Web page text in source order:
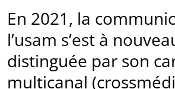
En 2021, la
l’usam s’est à
distinguée par son
multicanal